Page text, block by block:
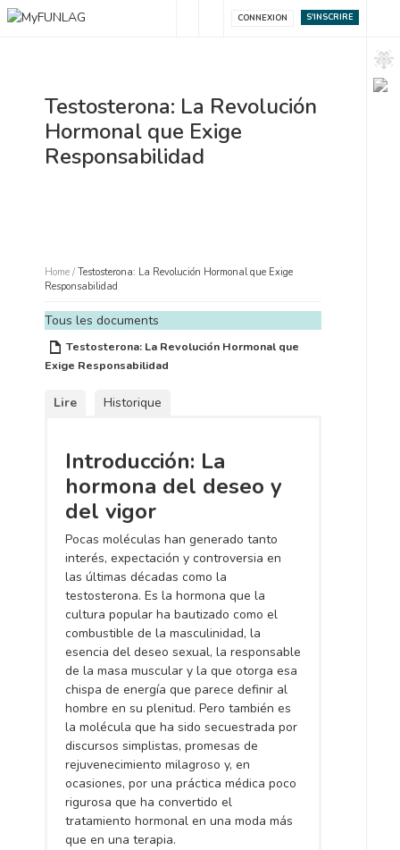
S'INSCRIRE
CONNEXION
Testosterona: La Revolución
Hormonal que Exige
Responsabilidad
Home / Testosterona: La Revolución Hormonal que Exige
Responsabilidad
Tous les documents
Testosterona: La Revolución Hormonal que
Exige Responsabilidad
Lire Historique
Introducción: La
hormona del deseo y
del vigor
Pocas moléculas han generado tanto
interés, expectación y controversia en
las últimas décadas como la
testosterona. Es la hormona que la
cultura popular ha bautizado como el
combustible de la masculinidad, la
esencia del deseo sexual, la responsable
de la masa muscular y la que otorga esa
chispa de energía que parece definir al
hombre en su plenitud. Pero también es
la molécula que ha sido secuestrada por
discursos simplistas, promesas de
rejuvenecimiento milagroso y, en
ocasiones, por una práctica médica poco
rigurosa que ha convertido el
tratamiento hormonal en una moda más
que en una terapia.